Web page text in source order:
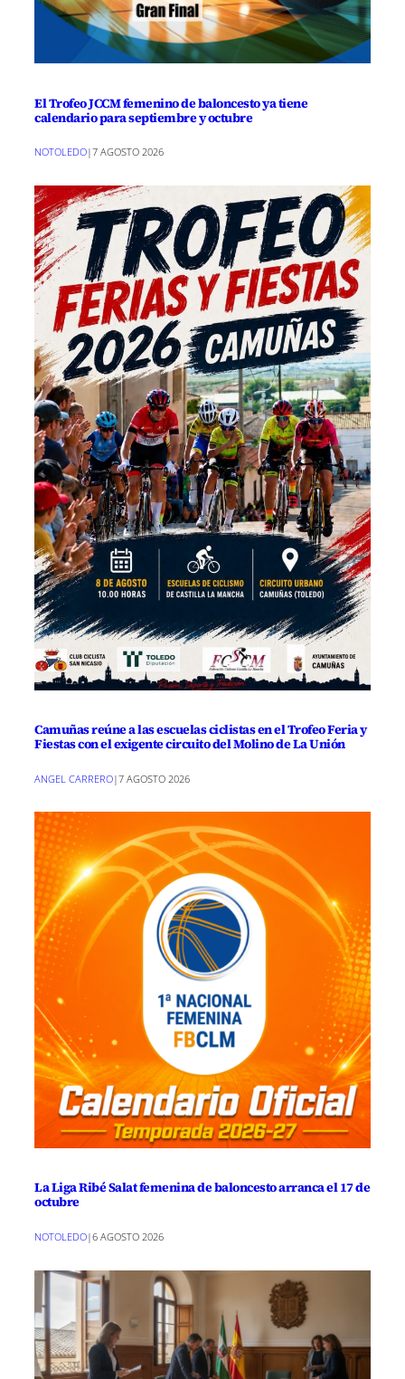
El Trofeo JCCM femenino de baloncesto ya tiene
calendario para septiembre y octubre
NOTOLEDO|7 AGOSTO 2026
Camuñas reúne a las escuelas ciclistas en el Trofeo Feria y
Fiestas con el exigente circuito del Molino de La Unión
ANGEL CARRERO|7 AGOSTO 2026
La Liga Ribé Salat femenina de baloncesto arranca el 17 de
octubre
NOTOLEDO|6 AGOSTO 2026